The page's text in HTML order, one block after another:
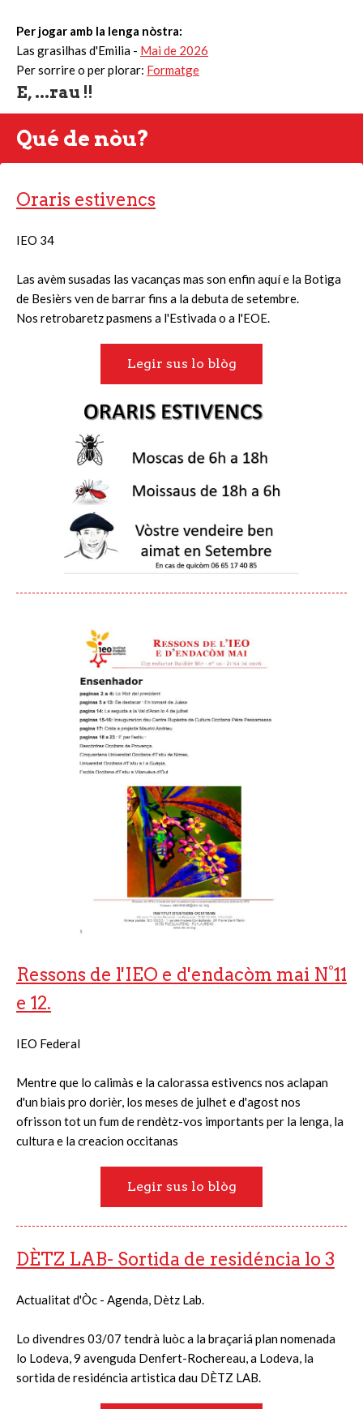
Per jogar amb la lenga nòstra:
Las grasilhas d'Emilia - Mai de 2026
Per sorrire o per plorar: Formatge
E, ...rau !!
Qué de nòu?
Oraris estivencs
IEO 34
Las avèm susadas las vacanças mas son enfin aquí e la Botiga
de Besièrs ven de barrar fins a la debuta de setembre.
Nos retrobaretz pasmens a l'Estivada o a l'EOE.
Legir sus lo blòg
Ressons de l'IEO e d'endacòm mai N°11
e 12.
IEO Federal
Mentre que lo calimàs e la calorassa estivencs nos aclapan
d'un biais pro dorièr, los meses de julhet e d'agost nos
ofrisson tot un fum de rendètz-vos importants per la lenga, la
cultura e la creacion occitanas
Legir sus lo blòg
DÈTZ LAB- Sortida de residéncia lo 3
Actualitat d'Òc - Agenda, Dètz Lab.
Lo divendres 03/07 tendrà luòc a la braçariá plan nomenada
lo Lodeva, 9 avenguda Denfert-Rochereau, a Lodeva, la
sortida de residéncia artistica dau DÈTZ LAB.